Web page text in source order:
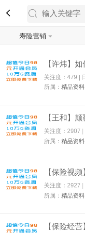
寿险营销
关注度：479 |
所属：精品资料
关注度：2907 |
所属：精品资料
关注度：2927 |
所属：精品资料